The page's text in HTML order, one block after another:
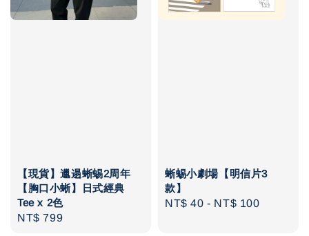
【現貨】邋遢蜥蜴2周年
【胸口小蜥】日式經典
Tee x 2色
Regular
NT$ 799
蜥蜴小劇場【明信片3
款】
Regular
NT$ 40 - NT$ 100